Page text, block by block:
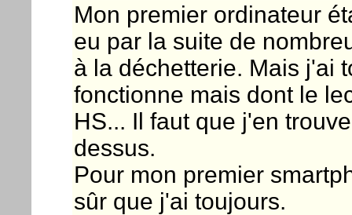
Mon premier ordinateur
eu par la suite de
à la déchetterie. Mais j'ai
fonctionne mais dont le
HS... Il faut que j'en
dessus.
Pour mon premier
sûr que j'ai toujours.